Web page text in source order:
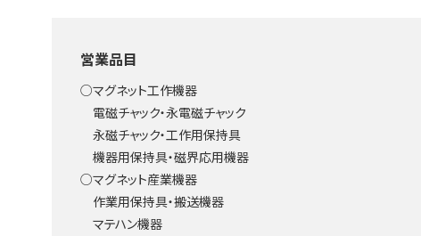
営業品目
○マグネット工作機器
電磁チャック・永電磁チャック
永磁チャック・工作用保持具
機器用保持具・磁界応用機器
○マグネット産業機器
作業用保持具・搬送機器
マテハン機器